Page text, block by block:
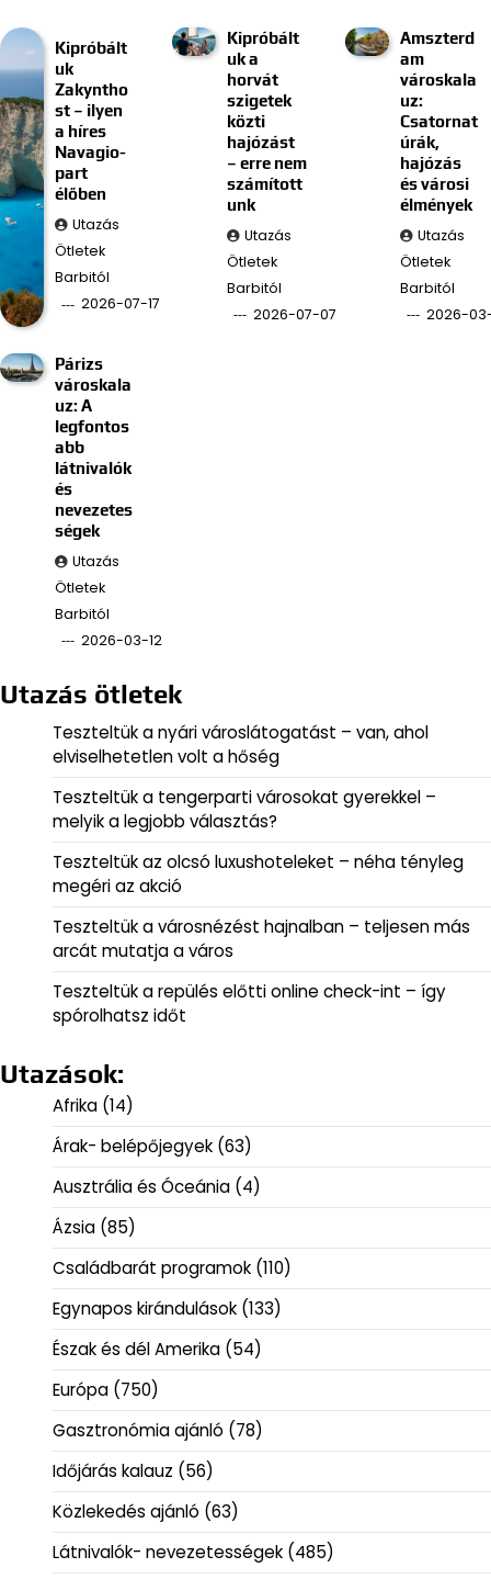
Kipróbált
uk
Zakyntho
st – ilyen
a híres
Navagio-
part
élőben
Utazás
Ötletek
Barbitól
2026-07-17
Kipróbált
uk a
horvát
szigetek
közti
hajózást
– erre nem
számított
unk
Utazás
Ötletek
Barbitól
2026-07-07
Amszterd
am
városkala
uz:
Csatornat
úrák,
hajózás
és városi
élmények
Utazás
Ötletek
Barbitól
2026-
Párizs
városkala
uz: A
legfontos
abb
látnivalók
és
nevezetes
ségek
Utazás
Ötletek
Barbitól
2026-03-12
Utazás ötletek
Teszteltük a nyári városlátogatást – van, ahol
elviselhetetlen volt a hőség
Teszteltük a tengerparti városokat gyerekkel –
melyik a legjobb választás?
Teszteltük az olcsó luxushoteleket – néha tényleg
megéri az akció
Teszteltük a városnézést hajnalban – teljesen más
arcát mutatja a város
Teszteltük a repülés előtti online check-int – így
spórolhatsz időt
Utazások:
Afrika (14)
Árak- belépőjegyek (63)
Ausztrália és Óceánia (4)
Ázsia (85)
Családbarát programok (110)
Egynapos kirándulások (133)
Észak és dél Amerika (54)
Európa (750)
Gasztronómia ajánló (78)
Időjárás kalauz (56)
Közlekedés ajánló (63)
Látnivalók- nevezetességek (485)